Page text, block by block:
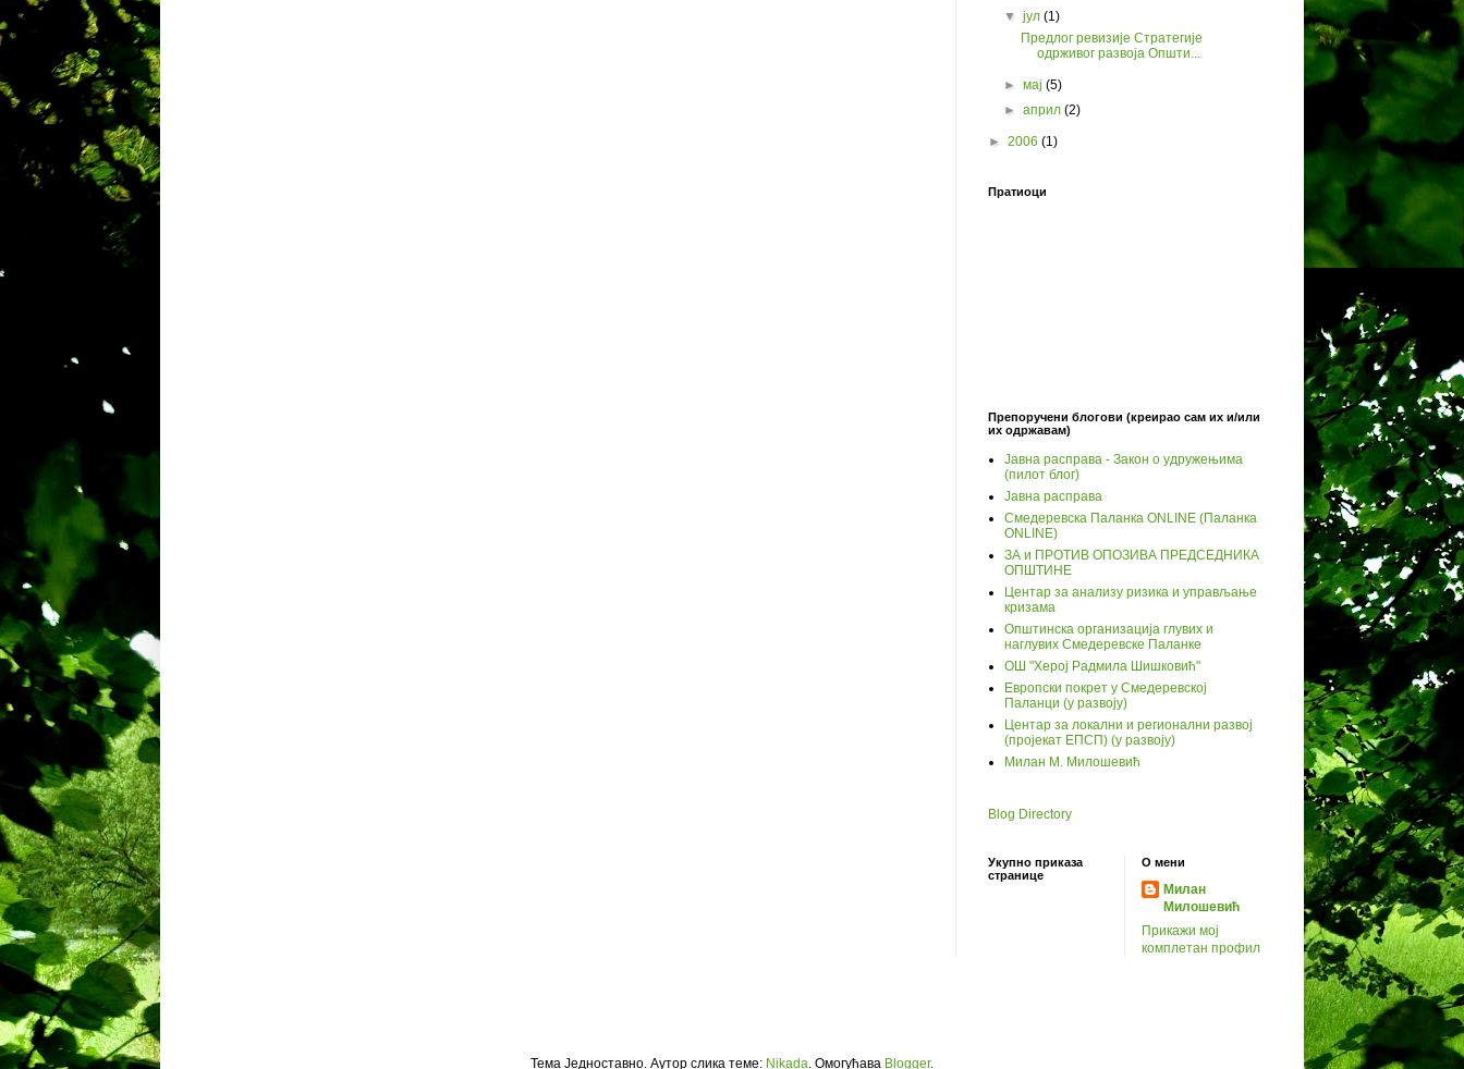
▼јул(1)
Предлог ревизије Стратегије
одрживог развоја Општи...
►мај(5)
►април(2)
► 2006 (1)
Пратиоци
Препоручени блогови (креирао сам их и/или
их одржавам)
Јавна расправа - Закон о удружењима
(пилот блог)
Јавна расправа
Смедеревска Паланка ONLINE (Паланка
ONLINE)
ЗА и ПРОТИВ ОПОЗИВА ПРЕДСЕДНИКА
ОПШТИНЕ
Центар за анализу ризика и управљање
кризама
Општинска организација глувих и
наглувих Смедеревске Паланке
ОШ "Херој Радмила Шишковић"
Европски покрет у Смедеревској
Паланци (у развоју)
Центар за локални и регионални развој
(пројекат ЕПСП) (у развоју)
Милан М. Милошевић
Blog Directory
Укупно приказа
странице
О мени
Милан
Милошевић
Прикажи мој
комплетан профил
Тема Једноставно. Аутор слика теме: Nikada . Омогућава Blogger.